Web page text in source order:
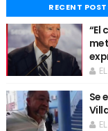
RECENT
“El
Se